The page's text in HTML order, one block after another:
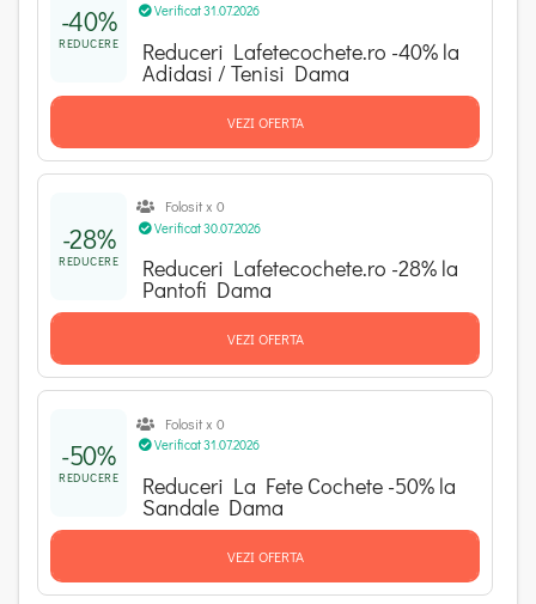
-40%
REDUCERE
Verificat 31.07.2026
Reduceri Lafetecochete.ro -40% la
Adidasi / Tenisi Dama
VEZI OFERTA
-28%
REDUCERE
Verificat 30.07.2026
Folosit x 0
Reduceri Lafetecochete.ro -28% la
Pantofi Dama
VEZI OFERTA
-50%
REDUCERE
Verificat 31.07.2026
Folosit x 0
Reduceri La Fete Cochete -50% la
Sandale Dama
VEZI OFERTA